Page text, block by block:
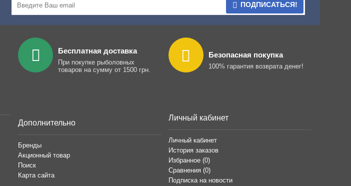
ПОДПИСАТЬСЯ!
Бесплатная доставка
При покупке рыболовных
товаров на сумму от 1500 грн.
Безопасная покупка
100% гарантия возврата денег!
Дополнительно
Бренды
Акционный товар
Поиск
Карта сайта
Личный кабинет
Личный кабинет
История заказов
Избранное (0)
Сравнения (0)
Подписка на новости